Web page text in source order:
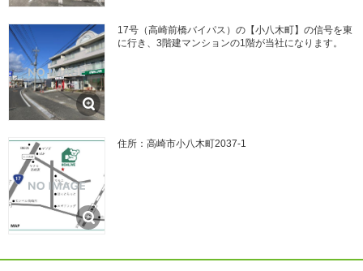
17号（高崎前橋バイパス）の【小八木町】の信号を東
に行き、3階建マンションの1階が当社になります。
住所：高崎市小八木町2037-1